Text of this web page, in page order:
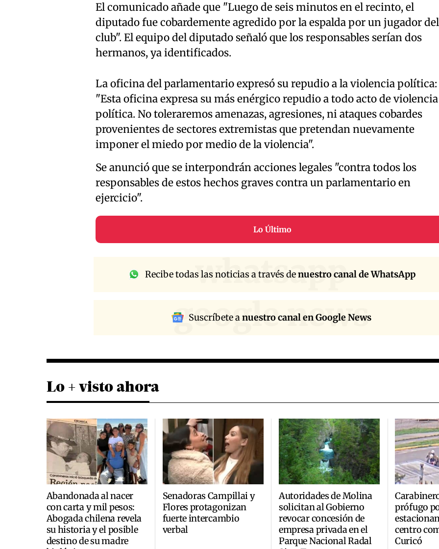
El comunicado añade que "Luego de seis minutos en el recinto, el
diputado fue cobardemente agredido por la espalda por un jugador del
club". El equipo del diputado señaló que los responsables serían dos
hermanos, ya identificados.
La oficina del parlamentario expresó su repudio a la violencia política:
"Esta oficina expresa su más enérgico repudio a todo acto de violencia
política. No toleraremos amenazas, agresiones, ni ataques cobardes
provenientes de sectores extremistas que pretendan nuevamente
imponer el miedo por medio de la violencia".
Se anunció que se interpondrán acciones legales "contra todos los
responsables de estos hechos graves contra un parlamentario en
ejercicio".
Lo Último
whatsapp
Recibe todas las noticias a través denuestro canal de WhatsApp
google news
Suscríbete anuestro canal en Google News
Lo + visto ahora
Abandonada al nacer
con carta y mil pesos:
Abogada chilena revela
su historia y el posible
destino de su madre
Senadoras Campillai y
Flores protagonizan
fuerte intercambio
verbal
Autoridades de Molina
solicitan al Gobierno
revocar concesión de
empresa privada en el
Parque Nacional Radal
prófugo
centro
Curicó